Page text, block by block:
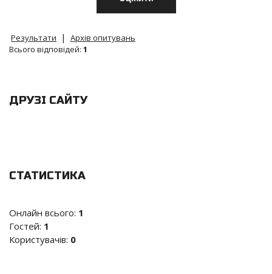
Результати |
Архів опитувань
Всього відповідей: 1
ДРУЗІ САЙТУ
СТАТИСТИКА
Онлайн всього: 1
Гостей: 1
Користувачів: 0